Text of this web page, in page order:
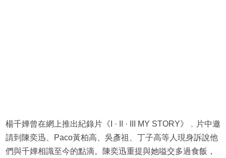
楊千嬅曾在網上推出紀錄片《I · II · III MY STORY》﹐片中邀
請到陳奕迅、Paco黃柏高、吳彥祖、丁子高等人現身訴說他
們與千嬅相識至今的點滴。陳奕迅重提與她嗌交多過食飯，